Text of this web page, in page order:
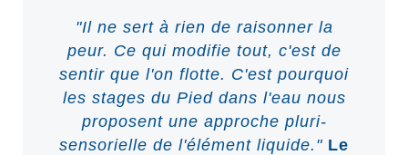
"Il ne sert à rien de raisonner la
peur. Ce qui modifie tout, c'est de
sentir que l'on flotte. C'est pourquoi
les stages du Pied dans l'eau nous
proposent une approche pluri-
sensorielle de l'élément liquide." Le